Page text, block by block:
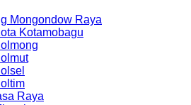
Mongondow Raya
Kotamobagu
Raya